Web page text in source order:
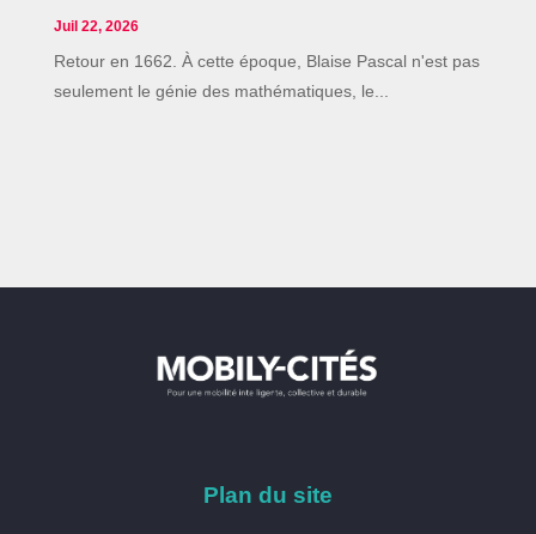
Juil 22, 2026
Retour en 1662. À cette époque, Blaise Pascal n'est pas
seulement le génie des mathématiques, le...
Plan du site